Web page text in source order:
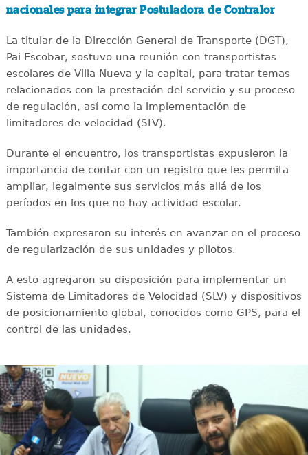
nacionales para integrar Postuladora de Contralor
La titular de la Dirección General de Transporte (DGT),
Pai Escobar, sostuvo una reunión con transportistas
escolares de Villa Nueva y la capital, para tratar temas
relacionados con la prestación del servicio y su proceso
de regulación, así como la implementación de
limitadores de velocidad (SLV).
Durante el encuentro, los transportistas expusieron la
importancia de contar con un registro que les permita
ampliar, legalmente sus servicios más allá de los
períodos en los que no hay actividad escolar.
También expresaron su interés en avanzar en el proceso
de regularización de sus unidades y pilotos.
A esto agregaron su disposición para implementar un
Sistema de Limitadores de Velocidad (SLV) y dispositivos
de posicionamiento global, conocidos como GPS, para el
control de las unidades.